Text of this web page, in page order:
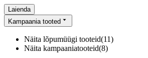
Laienda
Kampaania tooted
Näita lõpumüügi tooteid(11)
Näita kampaaniatooteid(8)